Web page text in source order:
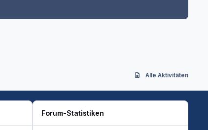
Alle Aktivitäten
Forum-Statistiken